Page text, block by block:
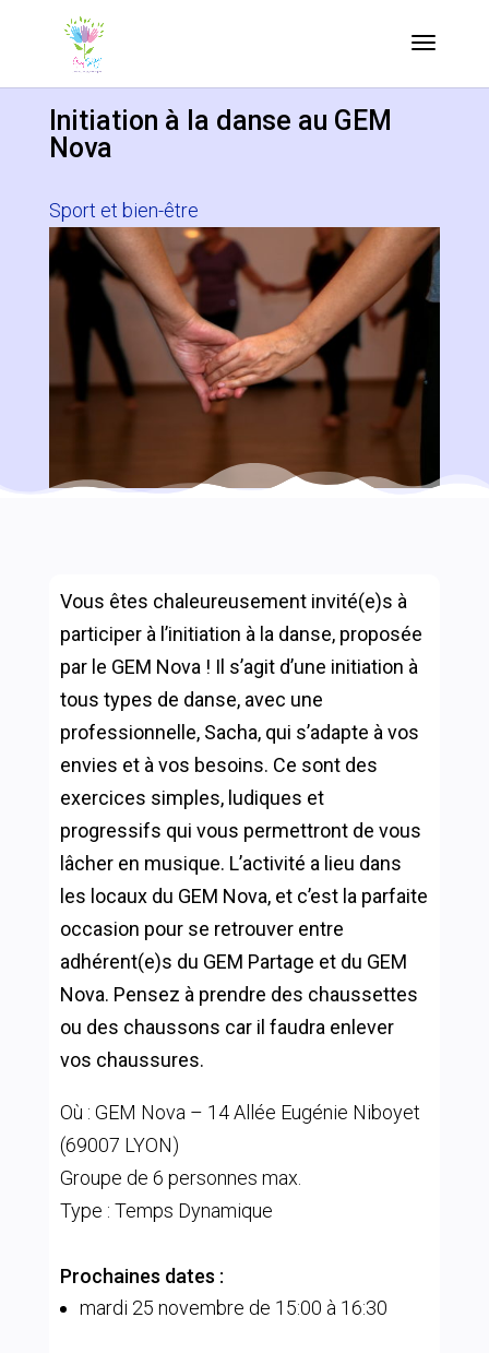
Initiation à la danse au GEM
Nova
Sport et bien-être
Vous êtes chaleureusement invité(e)s à
participer à l’initiation à la danse, proposée
par le GEM Nova ! Il s’agit d’une initiation à
tous types de danse, avec une
professionnelle, Sacha, qui s’adapte à vos
envies et à vos besoins. Ce sont des
exercices simples, ludiques et
progressifs qui vous permettront de vous
lâcher en musique. L’activité a lieu dans
les locaux du GEM Nova, et c’est la parfaite
occasion pour se retrouver entre
adhérent(e)s du GEM Partage et du GEM
Nova. Pensez à prendre des chaussettes
ou des chaussons car il faudra enlever
vos chaussures.
Où : GEM Nova – 14 Allée Eugénie Niboyet
(69007 LYON)
Groupe de 6 personnes max.
Type : Temps Dynamique
Prochaines dates :
mardi 25 novembre de 15:00 à 16:30